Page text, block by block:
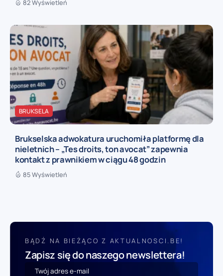
82 Wyświetleń
BRUKSELA
Brukselska adwokatura uruchomiła platformę dla
nieletnich – „Tes droits, ton avocat” zapewnia
kontakt z prawnikiem w ciągu 48 godzin
85 Wyświetleń
BĄDŹ NA BIEŻĄCO Z AKTUALNOSCI.BE!
Zapisz się do naszego newslettera!